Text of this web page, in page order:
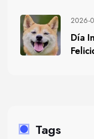
2026-
Día
Tags